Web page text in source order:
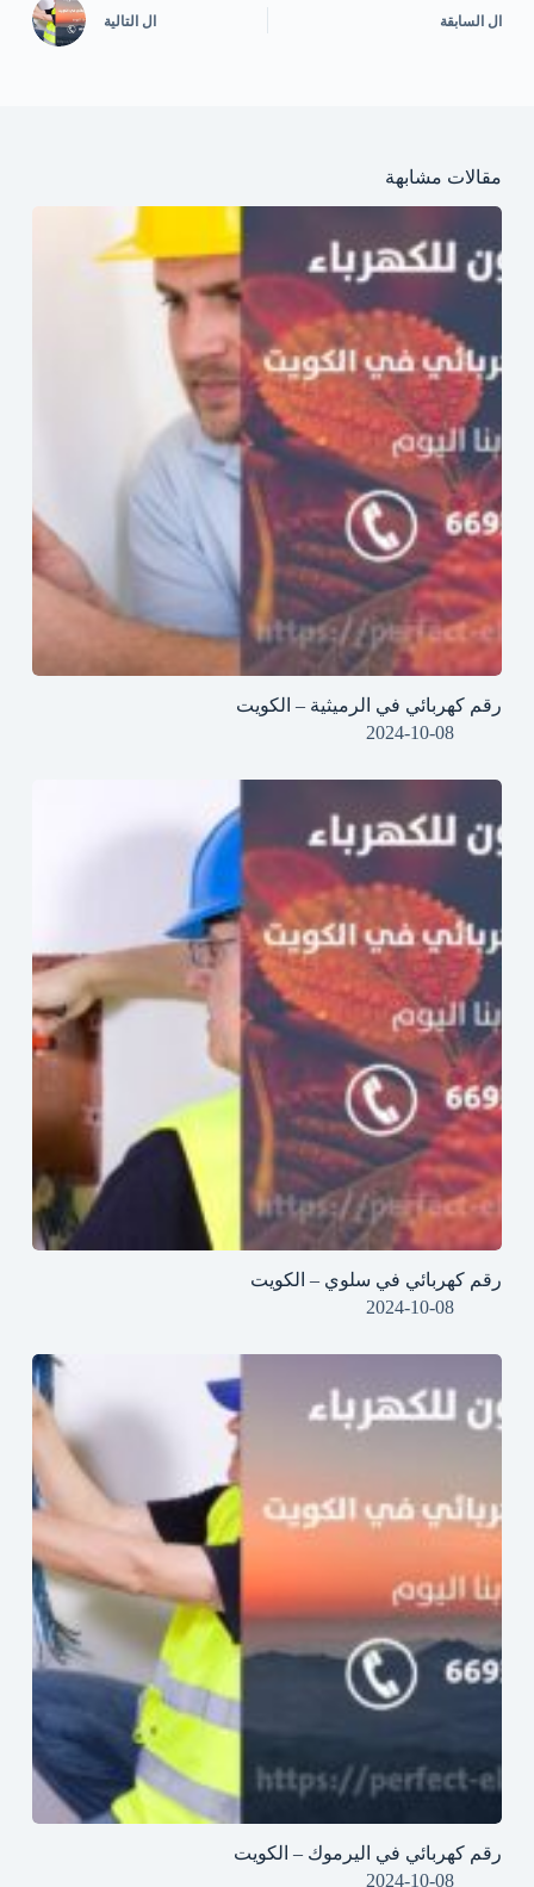
ال السابقة ال التالية
مقالات مشابهة
رقم كهربائي في الرميثية – الكويت
2024-10-08
رقم كهربائي في سلوي – الكويت
2024-10-08
رقم كهربائي في اليرموك – الكويت
2024-10-08